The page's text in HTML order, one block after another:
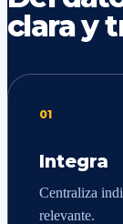
clara y
01
Integra
Centraliza
relevante.